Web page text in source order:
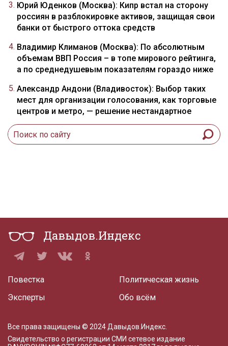
Юрий Юденков (Москва): Кипр встал на сторону
россиян в разблокировке активов, защищая свои
банки от быстрого оттока средств
Владимир Климанов (Москва): По абсолютным
объемам ВВП Россия – в топе мирового рейтинга,
а по среднедушевым показателям гораздо ниже
Александр Андони (Владивосток): Выбор таких
мест для организации голосования, как торговые
центров и метро, — решение нестандартное
Давыдов.Индекс
Повестка
Эксперты
Политическая жизнь
Обо всём
Все права защищены © 2024 Давыдов.Индекс.
Свидетельство о регистрации СМИ сетевое издание